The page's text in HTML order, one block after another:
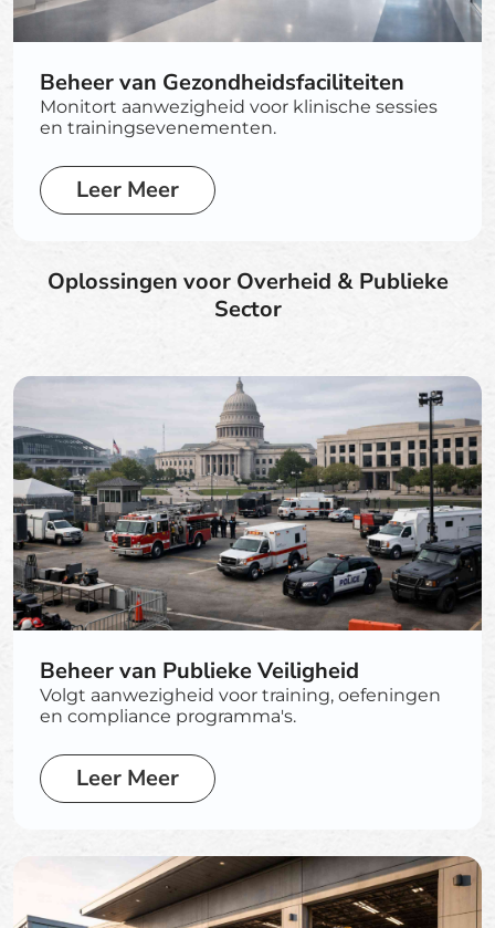
Beheer van Gezondheidsfaciliteiten
Monitort aanwezigheid voor klinische sessies
en trainingsevenementen.
Leer Meer
Oplossingen voor Overheid & Publieke
Sector
Beheer van Publieke Veiligheid
Volgt aanwezigheid voor training, oefeningen
en compliance programma's.
Leer Meer